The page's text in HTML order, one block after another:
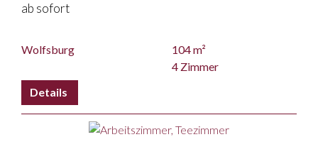
ab sofort
Wolfsburg
104 m²
4 Zimmer